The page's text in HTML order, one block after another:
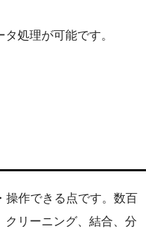
処理が可能です。
操作できる点です。数百
リーニング、結合、分